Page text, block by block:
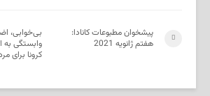
بی‌خوابی،
وابستگی به
کرونا برای
پیشخوان مطبوعات کانادا:
هفتم ژانویه 2021